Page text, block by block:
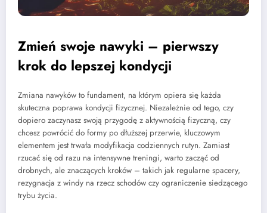
Zmień swoje nawyki – pierwszy
krok do lepszej kondycji
Zmiana nawyków to fundament, na którym opiera się każda
skuteczna poprawa kondycji fizycznej. Niezależnie od tego, czy
dopiero zaczynasz swoją przygodę z aktywnością fizyczną, czy
chcesz powrócić do formy po dłuższej przerwie, kluczowym
elementem jest trwała modyfikacja codziennych rutyn. Zamiast
rzucać się od razu na intensywne treningi, warto zacząć od
drobnych, ale znaczących kroków – takich jak regularne spacery,
rezygnacja z windy na rzecz schodów czy ograniczenie siedzącego
trybu życia.